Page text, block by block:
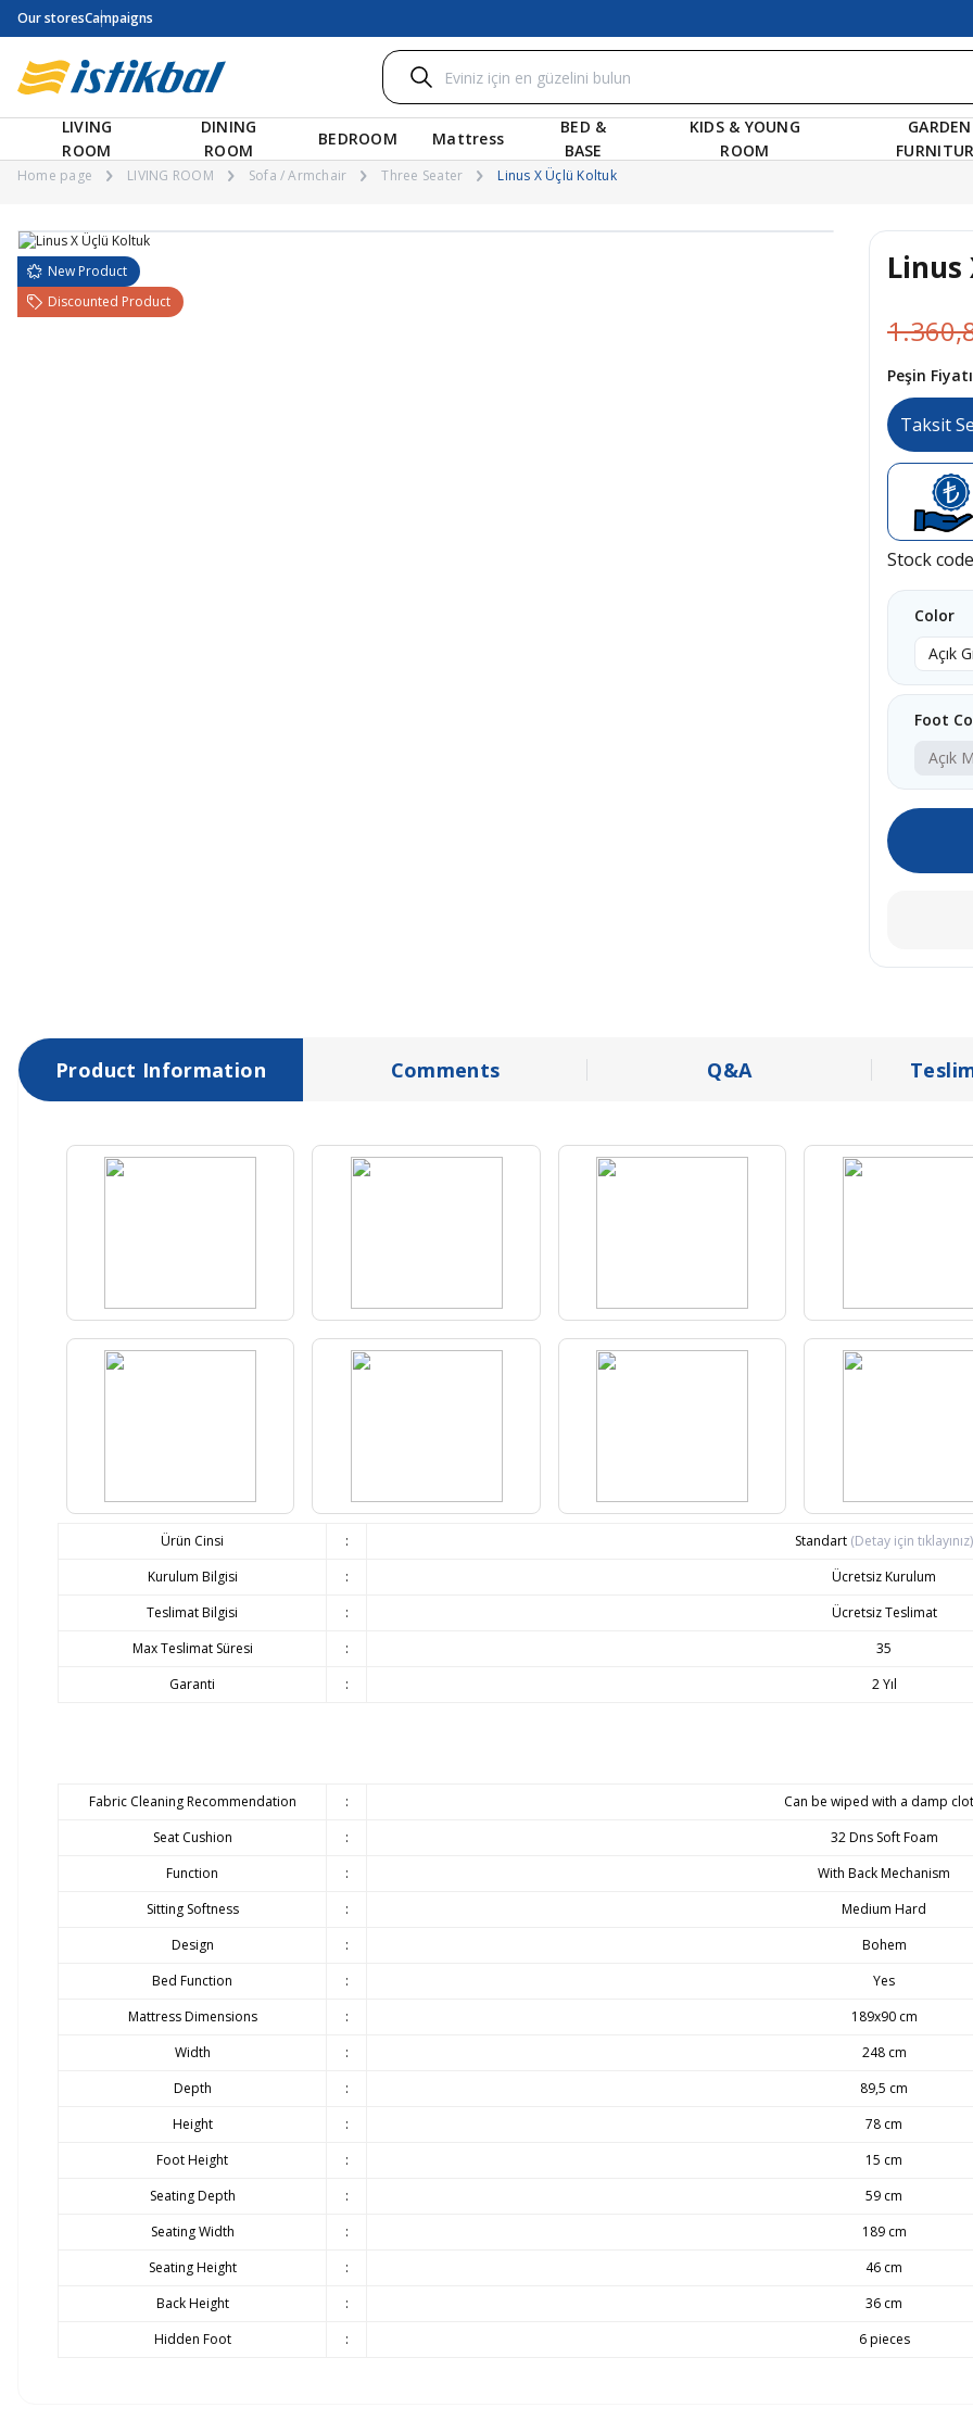
Our storesCampaigns
LIVING
ROOM
DINING
ROOM
BEDROOM Mattress
BED &
BASE
KIDS & YOUNG
ROOM
GARDEN
Home page LIVING ROOM Sofa / Armchair Three Seater Linus X Üçlü Koltuk
New Product
Discounted Product
Linus
Peşin
Taksit
Stock code
Color
Açık
Foot
Açık
Product Information Comments Q&A
Ürün Cinsi : Standart (Detay için tıklayınız)
Kurulum Bilgisi
:
Ücretsiz Kurulum
Teslimat Bilgisi
:
Ücretsiz Teslimat
Max Teslimat Süresi
:
35
Garanti
: 2 Yıl
Fabric Cleaning Recommendation :
Can be wiped with a damp
Seat Cushion
:
32 Dns Soft Foam
Function
:
With Back Mechanism
Sitting Softness
:
Medium Hard
Design
:
Bohem
Bed Function
:
Yes
Mattress Dimensions
:
189x90 cm
Width
:
248 cm
Depth
:
89,5 cm
Height
:
78 cm
Foot Height
:
15 cm
Seating Depth
:
59 cm
Seating Width
:
189 cm
Seating Height
:
46 cm
Back Height
:
36 cm
Hidden Foot
: 6 pieces